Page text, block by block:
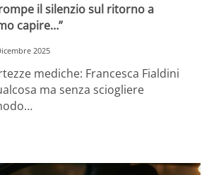
il silenzio sul ritorno a
capire…”
2025
mediche: Francesca Fialdini
ma senza sciogliere